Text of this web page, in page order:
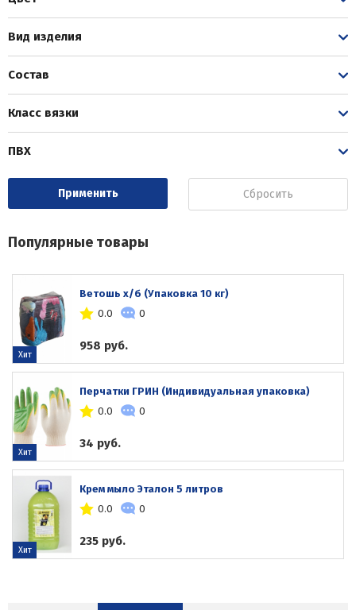
Вид изделия
Состав
Класс вязки
ПВХ
Сбросить
Популярные товары
Ветошь х/б (Упаковка 10 кг)
0.0
0
958 руб.
Хит
Перчатки ГРИН (Индивидуальная упаковка)
0.0
0
34 руб.
Хит
Крем мыло Эталон 5 литров
0.0
0
235 руб.
Хит